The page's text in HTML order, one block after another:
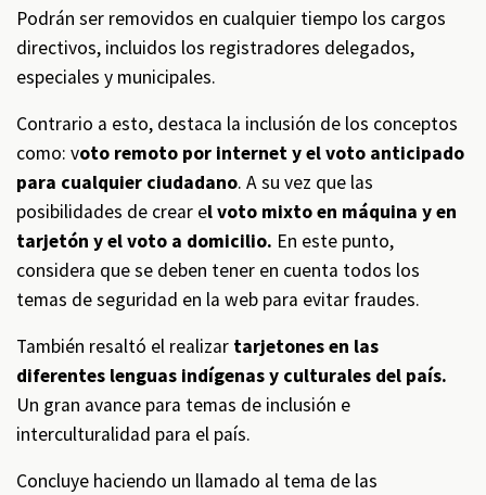
Podrán ser removidos en cualquier tiempo los cargos
directivos, incluidos los registradores delegados,
especiales y municipales.
Contrario a esto, destaca la inclusión de los conceptos
como: voto remoto por internet y el voto anticipado
para cualquier ciudadano. A su vez que las
posibilidades de crear el voto mixto en máquina y en
tarjetón y el voto a domicilio. En este punto,
considera que se deben tener en cuenta todos los
temas de seguridad en la web para evitar fraudes.
También resaltó el realizar tarjetones en las
diferentes lenguas indígenas y culturales del país.
Un gran avance para temas de inclusión e
interculturalidad para el país.
Concluye haciendo un llamado al tema de las